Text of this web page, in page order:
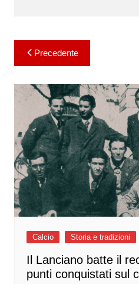
Navigazione
articoli
Precedente
Calcio Storia e tradizioni
Il Lanciano batte il
punti conquistati sul